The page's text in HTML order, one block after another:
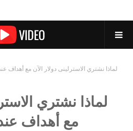
لماذا نشتري الاسترلينى دولار الآن مع أهداف
لماذا نشتري
مع أهداف عند 1.46 –